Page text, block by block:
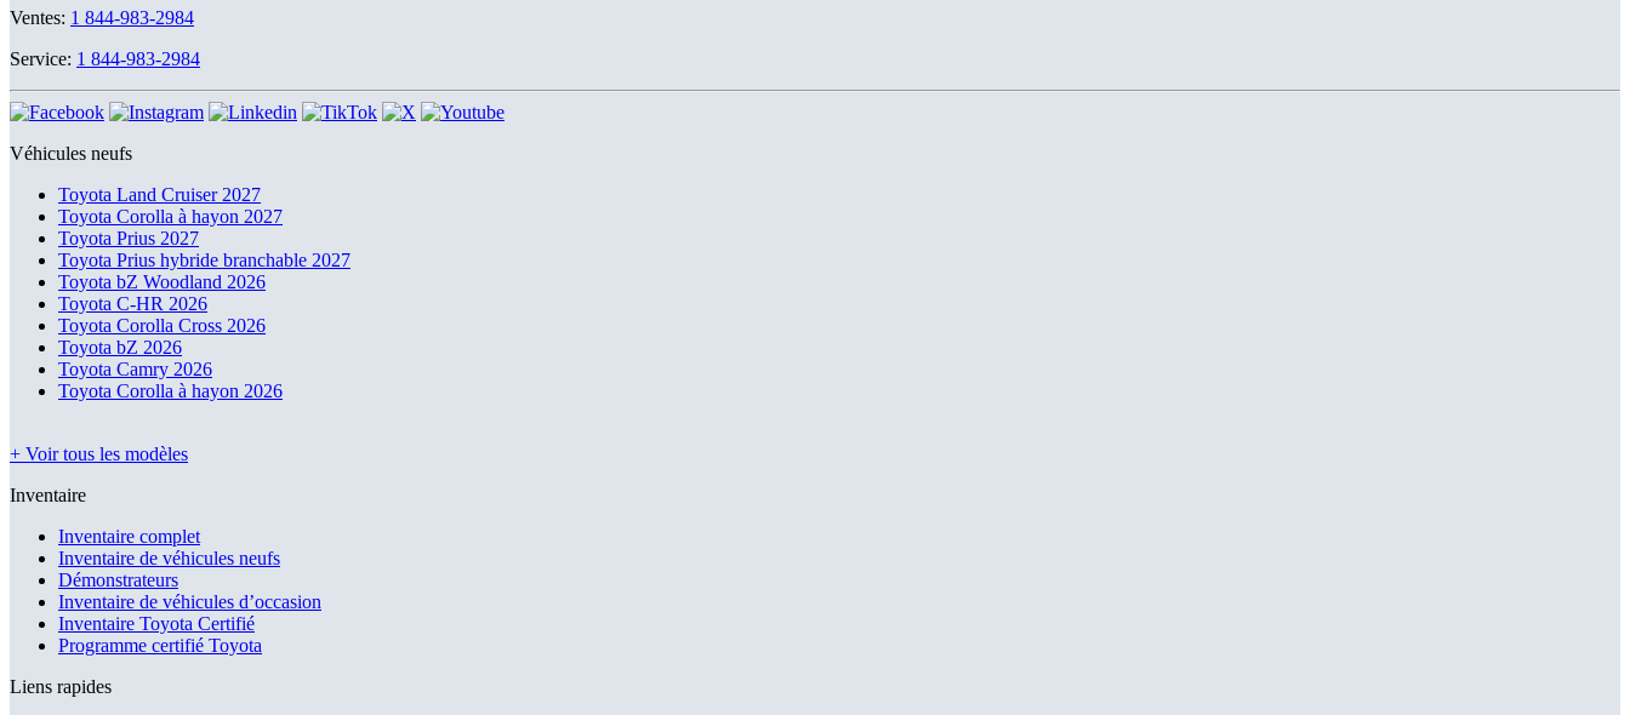
Ventes: 1 844-983-2984
Service: 1 844-983-2984
Véhicules neufs
Toyota Land Cruiser 2027
Toyota Corolla à hayon 2027
Toyota Prius 2027
Toyota Prius hybride branchable 2027
Toyota bZ Woodland 2026
Toyota C-HR 2026
Toyota Corolla Cross 2026
Toyota bZ 2026
Toyota Camry 2026
Toyota Corolla à hayon 2026
+ Voir tous les modèles
Inventaire
Inventaire complet
Inventaire de véhicules neufs
Démonstrateurs
Inventaire de véhicules d’occasion
Inventaire Toyota Certifié
Programme certifié Toyota
Liens rapides